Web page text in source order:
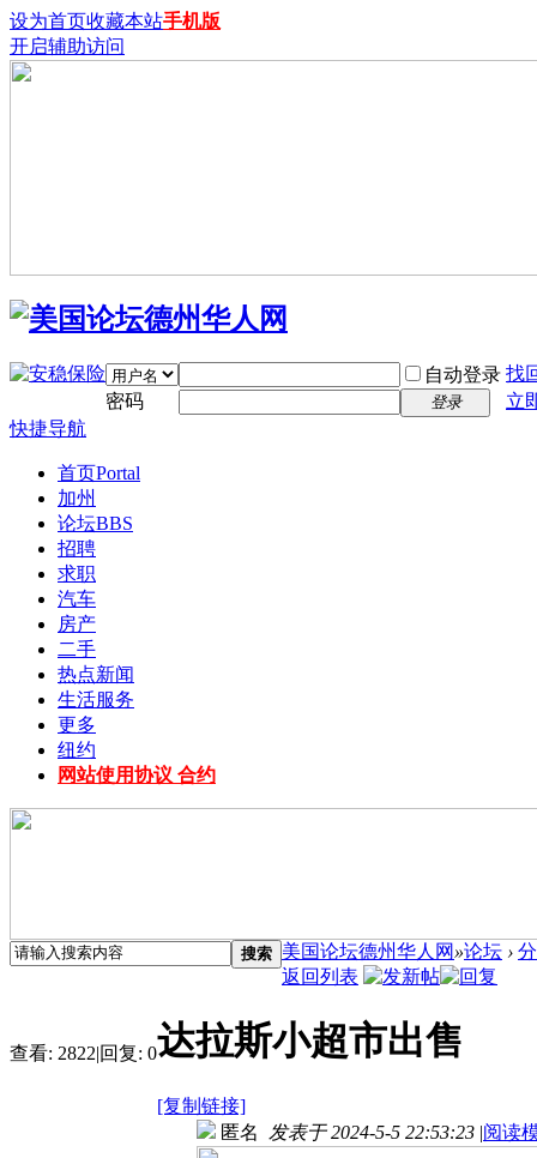
设为首页收藏本站手机版
开启辅助访问
自动登录 找
密码
登录
立
快捷导航
首页Portal
加州
论坛BBS
招聘
求职
汽车
房产
二手
热点新闻
生活服务
更多
纽约
网站使用协议 合约
搜索 美国论坛德州华人网 »论坛 ›
返回列表
查看: 2822|回复: 0达拉斯小超市出售
[复制链接]
匿名 发表于 2024-5-5 22:53:23 |阅读